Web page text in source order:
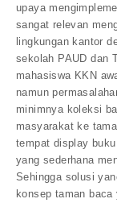
upaya
sangat relevan
lingkungan kantor
sekolah PAUD dan
mahasiswa KKN
namun
minimnya koleksi
masyarakat ke
tempat display
yang sederhana
Sehingga solusi
konsep taman